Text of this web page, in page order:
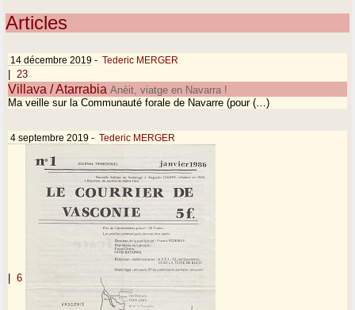
Articles
14 décembre 2019 - Tederic MERGER
23
Villava / Atarrabia Anèit, viatge en Navarra !
Ma veille sur la Communauté forale de Navarre (pour (…)
4 septembre 2019 - Tederic MERGER
6